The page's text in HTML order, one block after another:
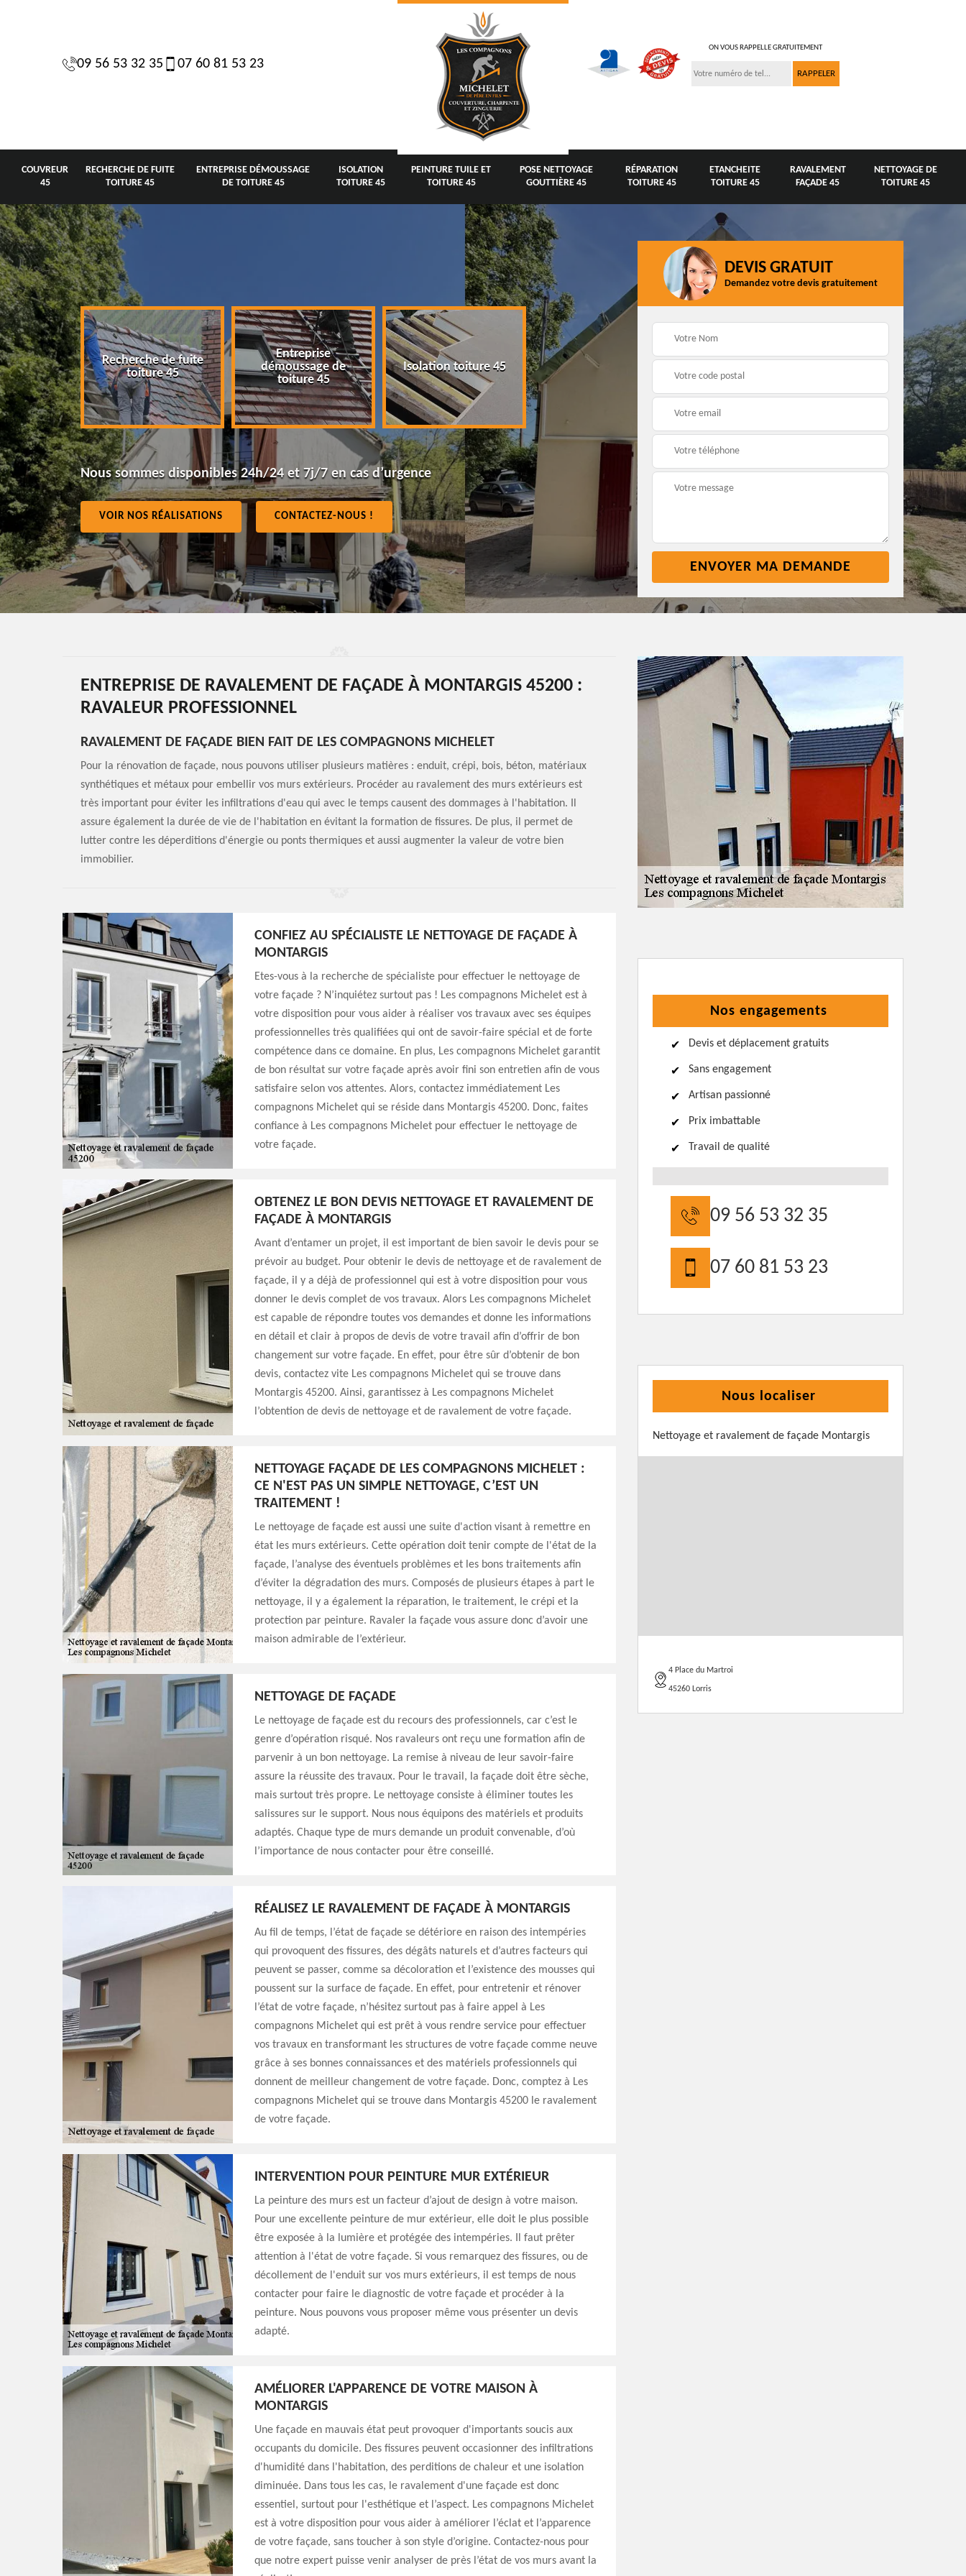
09 56 53 32 35 07 60 81 53 23
ON VOUS RAPPELLE GRATUITEMENT
COUVREUR
45
RECHERCHE DE FUITE
TOITURE 45
ENTREPRISE DÉMOUSSAGE
DE TOITURE 45
ISOLATION
TOITURE 45
PEINTURE TUILE ET
TOITURE 45
POSE NETTOYAGE
GOUTTIÈRE 45
RÉPARATION
TOITURE 45
ETANCHEITE
TOITURE 45
RAVALEMENT
FAÇADE 45
NETTOYAGE DE
TOITURE 45
Recherche de fuite
toiture 45
Entreprise
démoussage de
toiture 45
Isolation toiture 45
Peinture tuile et
toiture 45
Pose nettoyage
gouttière 45
Réparation toiture 45
Nous sommes disponibles 24h/24 et 7j/7 en cas d’urgence
VOIR NOS RÉALISATIONS CONTACTEZ-NOUS !
DEVIS GRATUIT
Demandez votre devis gratuitement
ENTREPRISE DE RAVALEMENT DE FAÇADE À MONTARGIS 45200 :
RAVALEUR PROFESSIONNEL
RAVALEMENT DE FAÇADE BIEN FAIT DE LES COMPAGNONS MICHELET
Pour la rénovation de façade, nous pouvons utiliser plusieurs matières : enduit, crépi, bois, béton, matériaux
synthétiques et métaux pour embellir vos murs extérieurs. Procéder au ravalement des murs extérieurs est
très important pour éviter les infiltrations d'eau qui avec le temps causent des dommages à l'habitation. Il
assure également la durée de vie de l'habitation en évitant la formation de fissures. De plus, il permet de
lutter contre les déperditions d'énergie ou ponts thermiques et aussi augmenter la valeur de votre bien
immobilier.
CONFIEZ AU SPÉCIALISTE LE NETTOYAGE DE FAÇADE À
MONTARGIS
Etes-vous à la recherche de spécialiste pour effectuer le nettoyage de
votre façade ? N’inquiétez surtout pas ! Les compagnons Michelet est à
votre disposition pour vous aider à réaliser vos travaux avec ses équipes
professionnelles très qualifiées qui ont de savoir-faire spécial et de forte
compétence dans ce domaine. En plus, Les compagnons Michelet garantit
de bon résultat sur votre façade après avoir fini son entretien afin de vous
satisfaire selon vos attentes. Alors, contactez immédiatement Les
compagnons Michelet qui se réside dans Montargis 45200. Donc, faites
confiance à Les compagnons Michelet pour effectuer le nettoyage de
votre façade.
OBTENEZ LE BON DEVIS NETTOYAGE ET RAVALEMENT DE
FAÇADE À MONTARGIS
Avant d’entamer un projet, il est important de bien savoir le devis pour se
prévoir au budget. Pour obtenir le devis de nettoyage et de ravalement de
façade, il y a déjà de professionnel qui est à votre disposition pour vous
donner le devis complet de vos travaux. Alors Les compagnons Michelet
est capable de répondre toutes vos demandes et donne les informations
en détail et clair à propos de devis de votre travail afin d’offrir de bon
changement sur votre façade. En effet, pour être sûr d’obtenir de bon
devis, contactez vite Les compagnons Michelet qui se trouve dans
Montargis 45200. Ainsi, garantissez à Les compagnons Michelet
l’obtention de devis de nettoyage et de ravalement de votre façade.
NETTOYAGE FAÇADE DE LES COMPAGNONS MICHELET :
CE N'EST PAS UN SIMPLE NETTOYAGE, C’EST UN
TRAITEMENT !
Le nettoyage de façade est aussi une suite d'action visant à remettre en
état les murs extérieurs. Cette opération doit tenir compte de l'état de la
façade, l’analyse des éventuels problèmes et les bons traitements afin
d’éviter la dégradation des murs. Composés de plusieurs étapes à part le
nettoyage, il y a également la réparation, le traitement, le crépi et la
protection par peinture. Ravaler la façade vous assure donc d’avoir une
maison admirable de l’extérieur.
NETTOYAGE DE FAÇADE
Le nettoyage de façade est du recours des professionnels, car c’est le
genre d’opération risqué. Nos ravaleurs ont reçu une formation afin de
parvenir à un bon nettoyage. La remise à niveau de leur savoir-faire
assure la réussite des travaux. Pour le travail, la façade doit être sèche,
mais surtout très propre. Le nettoyage consiste à éliminer toutes les
salissures sur le support. Nous nous équipons des matériels et produits
adaptés. Chaque type de murs demande un produit convenable, d’où
l’importance de nous contacter pour être conseillé.
RÉALISEZ LE RAVALEMENT DE FAÇADE À MONTARGIS
Au fil de temps, l’état de façade se détériore en raison des intempéries
qui provoquent des fissures, des dégâts naturels et d’autres facteurs qui
peuvent se passer, comme sa décoloration et l’existence des mousses qui
poussent sur la surface de façade. En effet, pour entretenir et rénover
l’état de votre façade, n’hésitez surtout pas à faire appel à Les
compagnons Michelet qui est prêt à vous rendre service pour effectuer
vos travaux en transformant les structures de votre façade comme neuve
grâce à ses bonnes connaissances et des matériels professionnels qui
donnent de meilleur changement de votre façade. Donc, comptez à Les
compagnons Michelet qui se trouve dans Montargis 45200 le ravalement
de votre façade.
INTERVENTION POUR PEINTURE MUR EXTÉRIEUR
La peinture des murs est un facteur d’ajout de design à votre maison.
Pour une excellente peinture de mur extérieur, elle doit le plus possible
être exposée à la lumière et protégée des intempéries. Il faut prêter
attention à l'état de votre façade. Si vous remarquez des fissures, ou de
décollement de l'enduit sur vos murs extérieurs, il est temps de nous
contacter pour faire le diagnostic de votre façade et procéder à la
peinture. Nous pouvons vous proposer même vous présenter un devis
adapté.
AMÉLIORER L'APPARENCE DE VOTRE MAISON À
MONTARGIS
Une façade en mauvais état peut provoquer d'importants soucis aux
occupants du domicile. Des fissures peuvent occasionner des infiltrations
d'humidité dans l'habitation, des perditions de chaleur et une isolation
diminuée. Dans tous les cas, le ravalement d'une façade est donc
essentiel, surtout pour l'esthétique et l’aspect. Les compagnons Michelet
est à votre disposition pour vous aider à améliorer l’éclat et l’apparence
de votre façade, sans toucher à son style d’origine. Contactez-nous pour
que notre expert puisse venir analyser de près l’état de vos murs avant la
Nos engagements
Devis et déplacement gratuits
Sans engagement
Artisan passionné
Prix imbattable
Travail de qualité
09 56 53 32 35
07 60 81 53 23
Nous localiser
Nettoyage et ravalement de façade Montargis
4 Place du Martroi
45260 Lorris